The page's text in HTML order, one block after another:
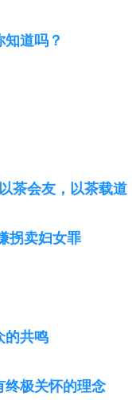
道吗？
茶会友，以茶载道
拐卖妇女罪
的共鸣
终极关怀的理念